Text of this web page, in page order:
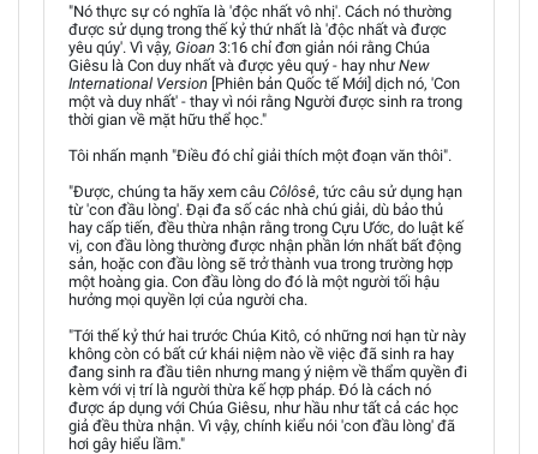
"Nó thực sự có nghĩa là 'độc nhất vô nhị'. Cách nó thường
được sử dụng trong thế kỷ thứ nhất là 'độc nhất và được
yêu qúy'. Vì vậy, Gioan 3:16 chỉ đơn giản nói rằng Chúa
Giêsu là Con duy nhất và được yêu quý - hay như New
International Version [Phiên bản Quốc tế Mới] dịch nó, 'Con
một và duy nhất' - thay vì nói rằng Người được sinh ra trong
thời gian về mặt hữu thể học."
Tôi nhấn mạnh "Điều đó chỉ giải thích một đoạn văn thôi".
"Được, chúng ta hãy xem câu Côlôsê, tức câu sử dụng hạn
từ 'con đầu lòng'. Đại đa số các nhà chú giải, dù bảo thủ
hay cấp tiến, đều thừa nhận rằng trong Cựu Ước, do luật kế
vị, con đầu lòng thường được nhận phần lớn nhất bất động
sản, hoặc con đầu lòng sẽ trở thành vua trong trường hợp
một hoàng gia. Con đầu lòng do đó là một người tối hậu
hưởng mọi quyền lợi của người cha.
"Tới thế kỷ thứ hai trước Chúa Kitô, có những nơi hạn từ này
không còn có bất cứ khái niệm nào về việc đã sinh ra hay
đang sinh ra đầu tiên nhưng mang ý niệm về thẩm quyền đi
kèm với vị trí là người thừa kế hợp pháp. Đó là cách nó
được áp dụng với Chúa Giêsu, như hầu như tất cả các học
giả đều thừa nhận. Vì vậy, chính kiểu nói 'con đầu lòng' đã
hơi gây hiểu lầm."